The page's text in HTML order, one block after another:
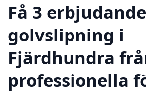
Få 3
golvslipning i
Fjärdhundra
professionella